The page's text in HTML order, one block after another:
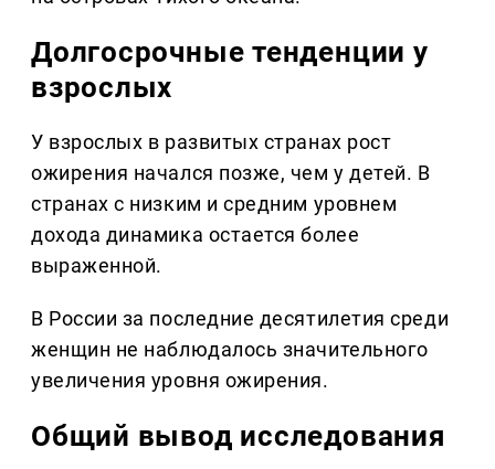
Долгосрочные тенденции у
взрослых
У взрослых в развитых странах рост
ожирения начался позже, чем у детей. В
странах с низким и средним уровнем
дохода динамика остается более
выраженной.
В России за последние десятилетия среди
женщин не наблюдалось значительного
увеличения уровня ожирения.
Общий вывод исследования